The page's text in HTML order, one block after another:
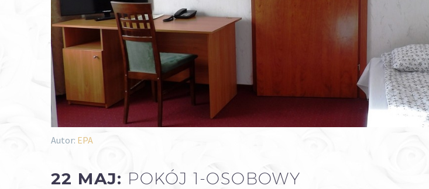
Autor: EPA
22 MAJ: POKÓJ 1-OSOBOWY